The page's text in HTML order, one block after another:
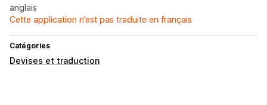
anglais
Cette application n’est pas traduite en français
Catégories
Devises et traduction